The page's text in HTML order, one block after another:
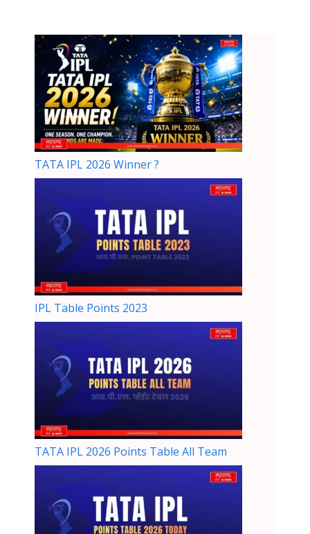
TATA IPL 2026 Winner ?
IPL Table Points 2023
TATA IPL 2026 Points Table All Team